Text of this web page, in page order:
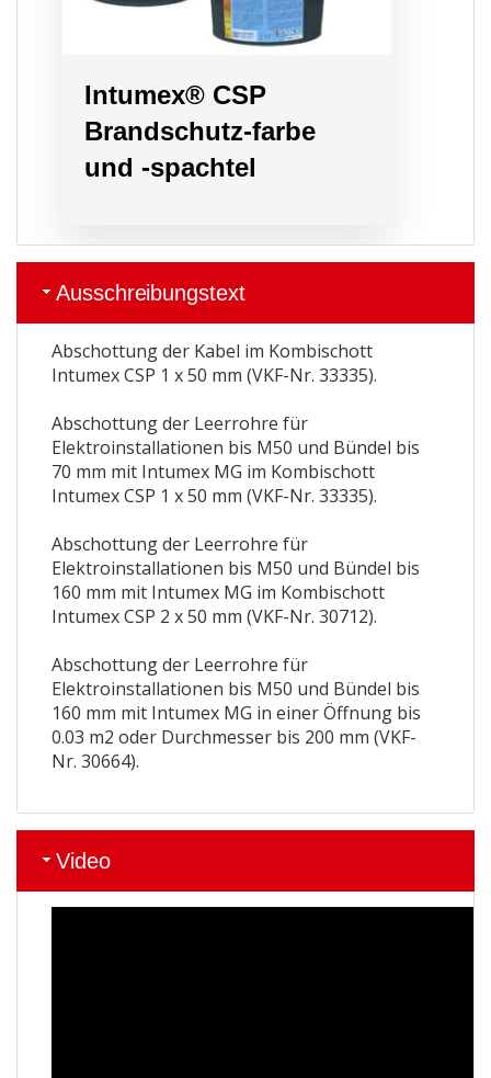
Intumex® CSP
Brandschutz-farbe
und -spachtel
Ausschreibungstext
Abschottung der Kabel im Kombischott
Intumex CSP 1 x 50 mm (VKF-Nr. 33335).
Abschottung der Leerrohre für
Elektroinstallationen bis M50 und Bündel bis
70 mm mit Intumex MG im Kombischott
Intumex CSP 1 x 50 mm (VKF-Nr. 33335).
Abschottung der Leerrohre für
Elektroinstallationen bis M50 und Bündel bis
160 mm mit Intumex MG im Kombischott
Intumex CSP 2 x 50 mm (VKF-Nr. 30712).
Abschottung der Leerrohre für
Elektroinstallationen bis M50 und Bündel bis
160 mm mit Intumex MG in einer Öffnung bis
0.03 m2 oder Durchmesser bis 200 mm (VKF-
Nr. 30664).
Video